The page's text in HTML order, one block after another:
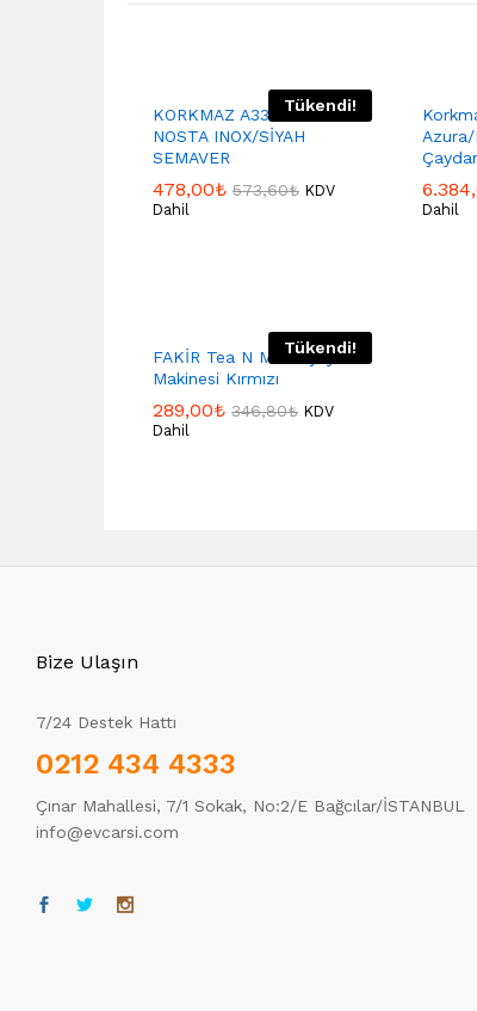
Tükendi!
KORKMAZ A338 KORKMAZ
NOSTA INOX/SİYAH
SEMAVER
478,00₺ 573,60₺ KDV
Dahil
Dahil
Tükendi!
FAKİR Tea N More Çay
Makinesi Kırmızı
289,00₺ 346,80₺ KDV
Dahil
Bize Ulaşın
7/24 Destek Hattı
0212 434 4333
Çınar Mahallesi, 7/1 Sokak, No:2/E Bağcılar/İSTANBUL
info@evcarsi.com